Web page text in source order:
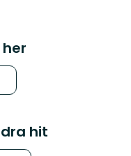
hit